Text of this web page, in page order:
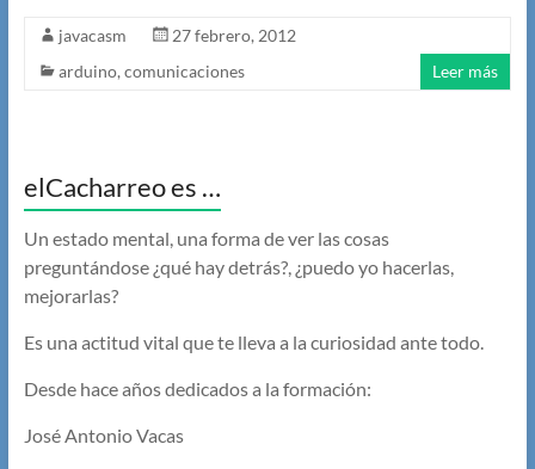
javacasm
27 febrero, 2012
arduino,comunicaciones Leer más
elCacharreo es …
Un estado mental, una forma de ver las cosas
preguntándose ¿qué hay detrás?, ¿puedo yo hacerlas,
mejorarlas?
Es una actitud vital que te lleva a la curiosidad ante todo.
Desde hace años dedicados a la formación:
José Antonio Vacas